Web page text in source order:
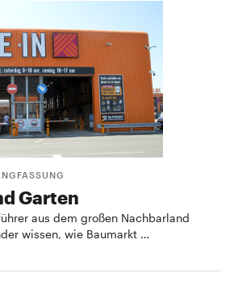
Garten
aus dem großen Nachbarland
wissen, wie Baumarkt …